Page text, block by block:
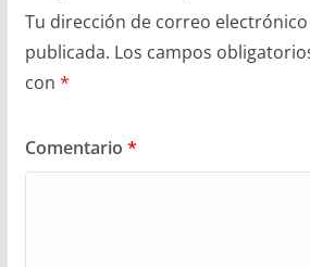
Tu dirección de correo
publicada. Los campos
con *
Comentario *